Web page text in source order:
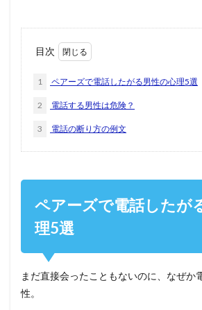
目次
1 ペアーズで電話したがる男性の心理5選
2 電話する男性は危険？
3 電話の断り方の例文
ペアーズで電話したが
理5選
まだ直接会ったこともないのに、なぜか
性。